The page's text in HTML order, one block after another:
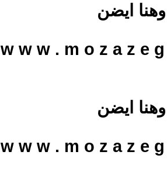
وهنا ايضن
w w w . m o z a z e
وهنا ايضن
w w w . m o z a z e